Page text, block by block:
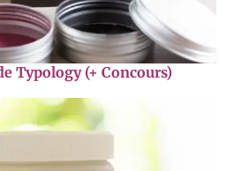
Typology (+ Concours)